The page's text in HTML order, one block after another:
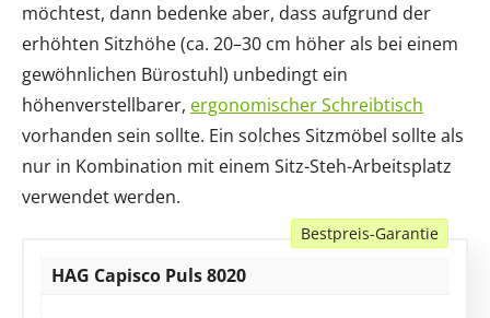
möchtest, dann bedenke aber, dass aufgrund der
erhöhten Sitzhöhe (ca. 20–30 cm höher als bei einem
gewöhnlichen Bürostuhl) unbedingt ein
höhenverstellbarer, ergonomischer Schreibtisch
vorhanden sein sollte. Ein solches Sitzmöbel sollte als
nur in Kombination mit einem Sitz-Steh-Arbeitsplatz
verwendet werden.
HAG Capisco Puls 8020
Bestpreis-Garantie